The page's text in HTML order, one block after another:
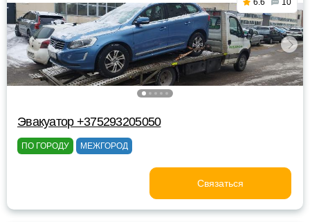
6.6 10
Эвакуатор +375293205050
ПО ГОРОДУ МЕЖГОРОД
Связаться